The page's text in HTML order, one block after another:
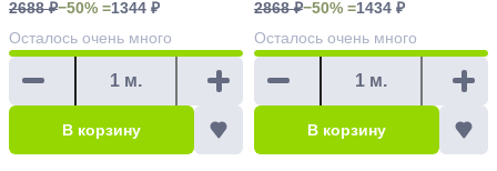
2688 ₽−50% =1344 ₽
Осталось очень много
В корзину
2868 ₽−50% =1434 ₽
Осталось очень много
В корзину